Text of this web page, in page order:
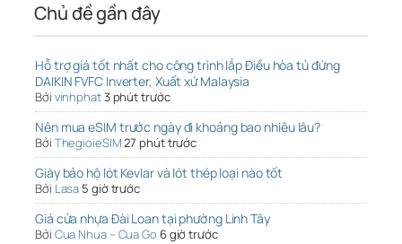
Chủ đề gần đây
Hỗ trợ giá tốt nhất cho công trình lắp Điều hòa tủ đứng
DAIKIN FVFC Inverter, Xuất xứ Malaysia
Bởi vinhphat3 phút trước
Nên mua eSIM trước ngày đi khoảng bao nhiêu lâu?
Bởi ThegioieSIM27 phút trước
Giày bảo hộ lót Kevlar và lót thép loại nào tốt
Bởi Lasa 5 giờ trước
Giá cửa nhựa Đài Loan tại phường Linh Tây
Bởi Cua Nhua – Cua Go 6 giờ trước